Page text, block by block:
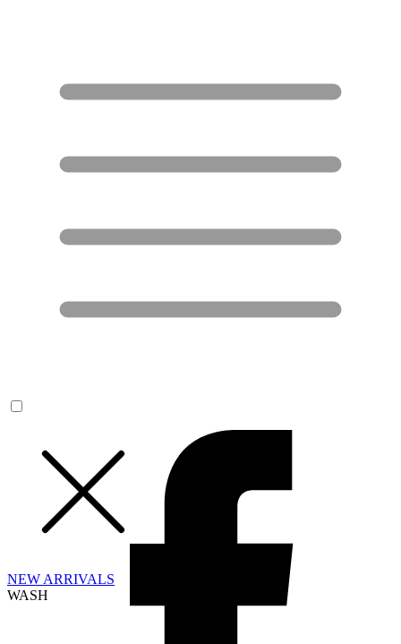
NEW ARRIVALS
WASH